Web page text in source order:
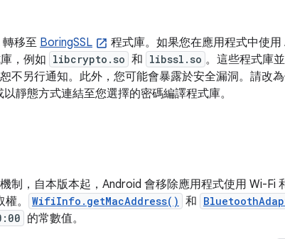
轉移至 BoringSSL
程式庫。如果您在應用程式中使
，例如 libcrypto.so 和 libssl.so 。這些程式庫
不另行通知。此外，您可能會暴露於安全漏洞。請改
靜態方式連結至您選擇的密碼編譯程式庫。
制，自本版本起，Android 會移除應用程式使用 Wi-Fi
。
WifiInfo.getMacAddress() 和
的常數值。